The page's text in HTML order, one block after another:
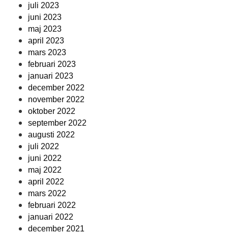
juli 2023
juni 2023
maj 2023
april 2023
mars 2023
februari 2023
januari 2023
december 2022
november 2022
oktober 2022
september 2022
augusti 2022
juli 2022
juni 2022
maj 2022
april 2022
mars 2022
februari 2022
januari 2022
december 2021